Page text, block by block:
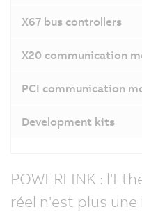
X67 bus controllers
X20 communication
PCI communication
Development kits
POWERLINK :
réel n'est plus